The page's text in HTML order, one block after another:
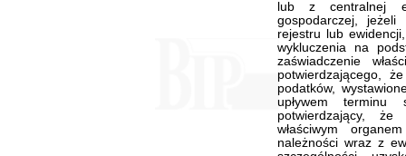
lub z centralnej
gospodarczej,
rejestru lub
wykluczenia na
zaświadczenie
potwierdzającego,
podatków,
upływem
potwierdzający,
właściwym
należności wraz z